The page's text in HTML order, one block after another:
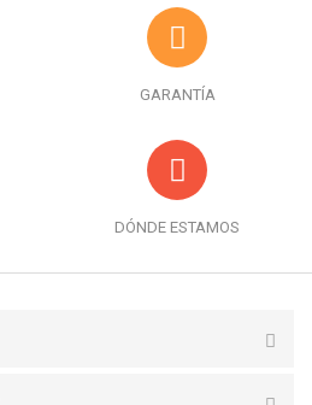
GARANTÍA
DÓNDE ESTAMOS